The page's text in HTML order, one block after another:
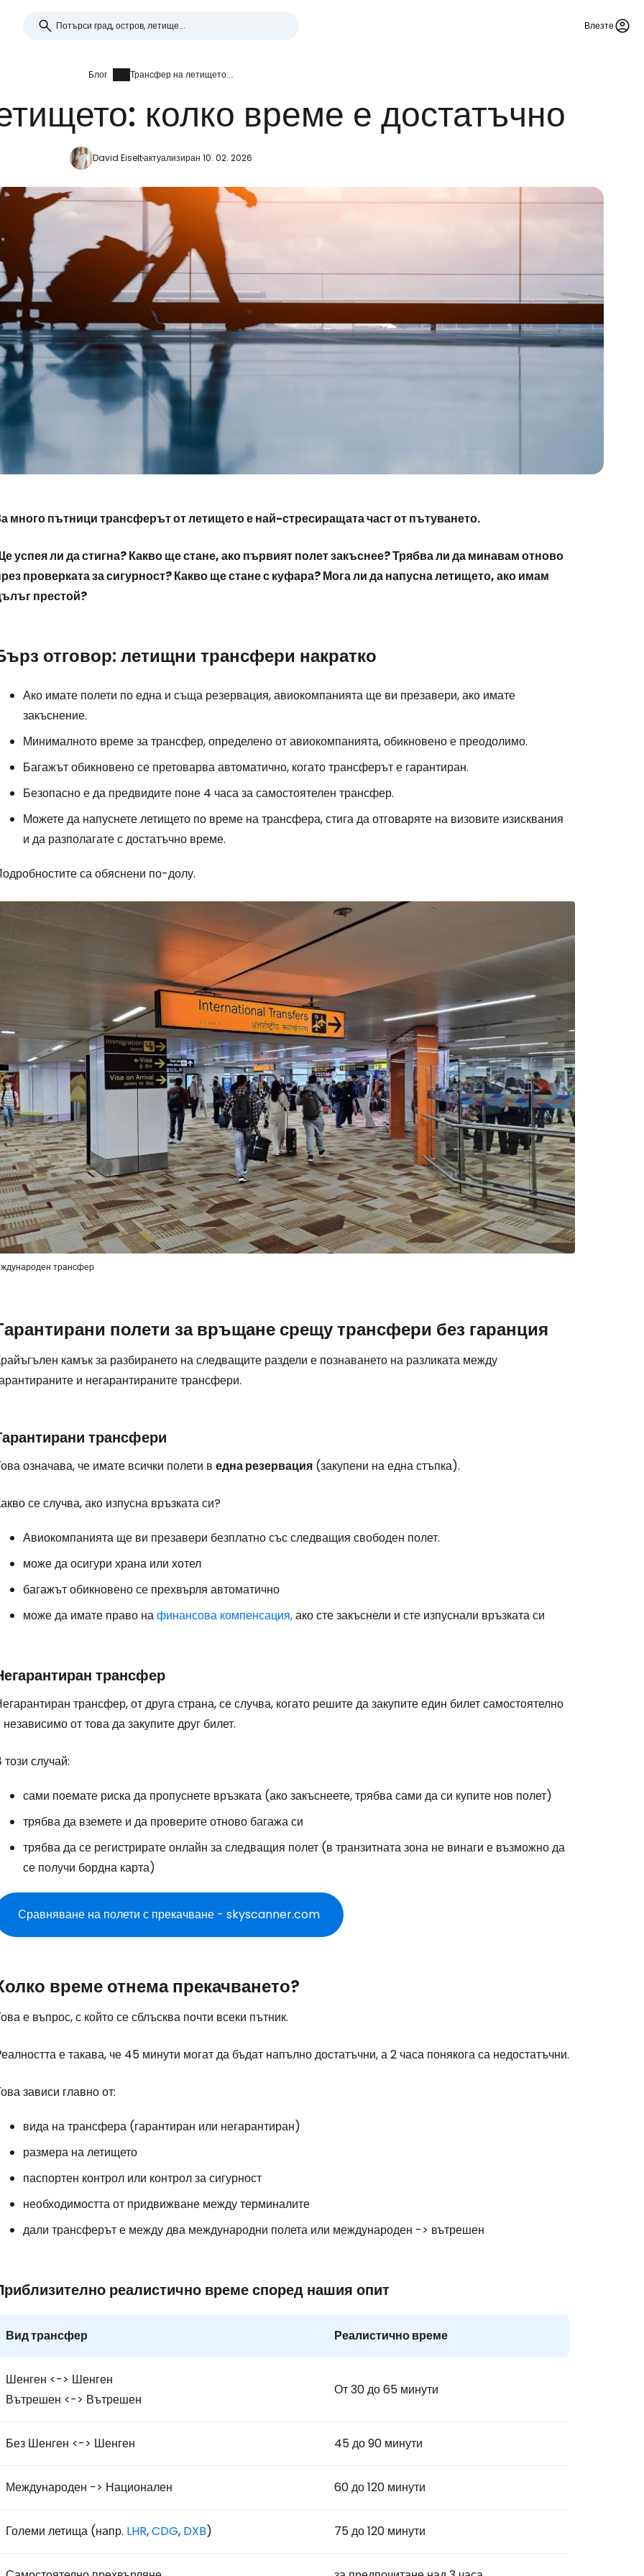
Влезте
Блог Трансфер на летището: колко време е достатъчно
колко време е достатъчно
David Eiseltактуализиран 10. 02. 2026
много пътници трансферът от летището е най-стресиращата част от пътуването.
успея ли да стигна? Какво ще стане, ако първият полет закъснее? Трябва ли да минавам отново
проверката за сигурност? Какво ще стане с куфара? Мога ли да напусна летището, ако имам
престой?
отговор: летищни трансфери накратко
Ако имате полети по една и съща резервация, авиокомпанията ще ви презавери, ако имате
закъснение.
Минималното време за трансфер, определено от авиокомпанията, обикновено е преодолимо.
Багажът обикновено се претоварва автоматично, когато трансферът е гарантиран.
Безопасно е да предвидите поне 4 часа за самостоятелен трансфер.
Можете да напуснете летището по време на трансфера, стига да отговаряте на визовите изисквания
и да разполагате с достатъчно време.
са обяснени по-долу.
трансфер
полети за връщане срещу трансфери без гаранция
камък за разбирането на следващите раздели е познаването на разликата между
и негарантираните трансфери.
трансфери
означава, че имате всички полети в една резервация (закупени на една стъпка).
се случва, ако изпусна връзката си?
Авиокомпанията ще ви презавери безплатно със следващия свободен полет.
може да осигури храна или хотел
багажът обикновено се прехвърля автоматично
може да имате право нафинансова компенсация,ако сте закъснели и сте изпуснали връзката си
трансфер
трансфер, от друга страна, се случва, когато решите да закупите един билет самостоятелно
независимо от това да закупите друг билет.
този случай:
сами поемате риска да пропуснете връзката (ако закъснеете, трябва сами да си купите нов полет)
трябва да вземете и да проверите отново багажа си
трябва да се регистрирате онлайн за следващия полет (в транзитната зона не винаги е възможно да
се получи бордна карта)
Сравняване на полети с прекачване - skyscanner.com
време отнема прекачването?
е въпрос, с който се сблъсква почти всеки пътник.
е такава, че 45 минути могат да бъдат напълно достатъчни, а 2 часа понякога са недостатъчни.
зависи главно от:
вида на трансфера (гарантиран или негарантиран)
размера на летището
паспортен контрол или контрол за сигурност
необходимостта от придвижване между терминалите
дали трансферът е между два международни полета или международен -> вътрешен
реалистично време според нашия опит
Вид трансфер Реалистично време
Шенген <-> Шенген
Вътрешен <-> Вътрешен
От 30 до 65 минути
Без Шенген <-> Шенген 45 до 90 минути
Международен -> Национален 60 до 120 минути
Големи летища (напр. LHR,CDG, DXB) 75 до 120 минути
Влезте в Cestee